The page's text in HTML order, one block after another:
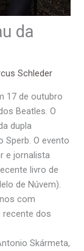
da
Schleder
17 de outubro
Beatles. O
dupla
Sperb. O evento
e jornalista
livro de
de Núvem).
com
recente dos
Skármeta,